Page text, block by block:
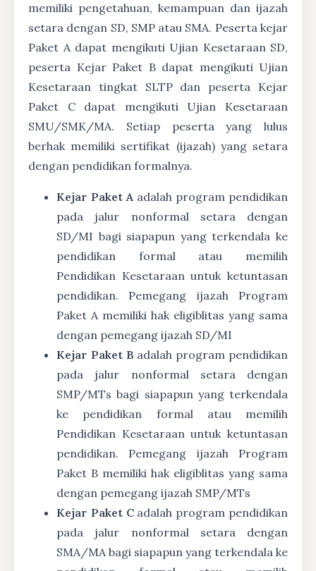
memiliki pengetahuan, kemampuan dan ijazah
setara dengan SD, SMP atau SMA. Peserta kejar
Paket A dapat mengikuti Ujian Kesetaraan SD,
peserta Kejar Paket B dapat mengikuti Ujian
Kesetaraan tingkat SLTP dan peserta Kejar
Paket C dapat mengikuti Ujian Kesetaraan
SMU/SMK/MA. Setiap peserta yang lulus
berhak memiliki sertifikat (ijazah) yang setara
dengan pendidikan formalnya.
Kejar Paket A adalah program pendidikan
pada jalur nonformal setara dengan
SD/MI bagi siapapun yang terkendala ke
pendidikan formal atau memilih
Pendidikan Kesetaraan untuk ketuntasan
pendidikan. Pemegang ijazah Program
Paket A memiliki hak eligiblitas yang sama
dengan pemegang ijazah SD/MI
Kejar Paket B adalah program pendidikan
pada jalur nonformal setara dengan
SMP/MTs bagi siapapun yang terkendala
ke pendidikan formal atau memilih
Pendidikan Kesetaraan untuk ketuntasan
pendidikan. Pemegang ijazah Program
Paket B memiliki hak eligiblitas yang sama
dengan pemegang ijazah SMP/MTs
Kejar Paket Cadalah program pendidikan
pada jalur nonformal setara dengan
SMA/MA bagi siapapun yang terkendala ke